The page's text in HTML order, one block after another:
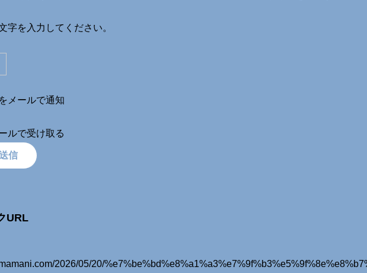
字を入力してください。
メールで通知
ルで受け取る
URL
2026/05/20/